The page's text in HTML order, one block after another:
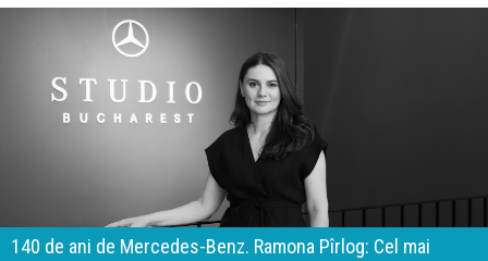
140 de ani de Mercedes-Benz. Ramona Pîrlog: Cel mai